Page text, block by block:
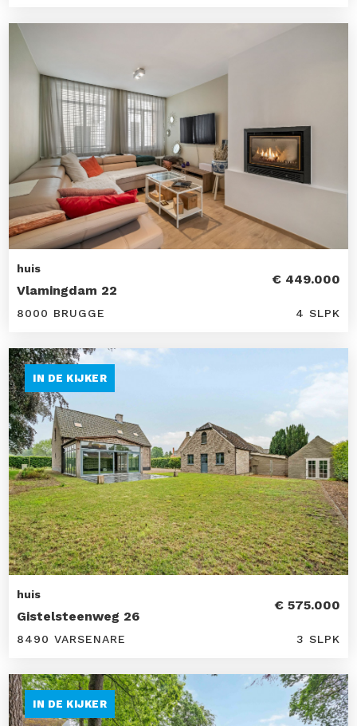
huis
Vlamingdam 22
€ 449.000
8000 BRUGGE 4 SLPK
IN DE KIJKER
huis
Gistelsteenweg 26
€ 575.000
8490 VARSENARE 3 SLPK
IN DE KIJKER